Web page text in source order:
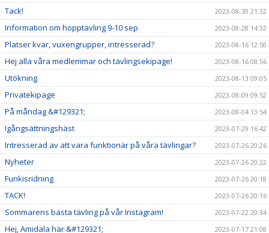
Tack! 2023-08-30 21:32
Information om hopptävling 9-10 sep 2023-08-28 14:32
Platser kvar, vuxengrupper, intresserad? 2023-08-16 12:50
Hej alla våra medlemmar och tävlingsekipage! 2023-08-16 08:56
Utökning 2023-08-13 09:05
Privatekipage 2023-08-09 09:52
På måndag &#129321; 2023-08-04 13:54
Igångsättningshäst 2023-07-29 16:42
Intresserad av att vara funktionär på våra tävlingar? 2023-07-26 20:26
Nyheter 2023-07-26 20:22
Funkisridning 2023-07-26 20:18
TACK! 2023-07-26 20:16
Sommarens bästa tävling på vår Instagram! 2023-07-22 20:34
Hej, Amidala här &#129321; 2023-07-17 21:08